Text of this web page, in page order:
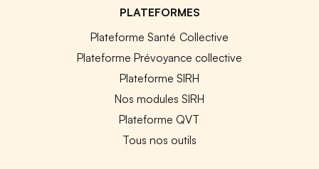
PLATEFORMES
Plateforme Santé Collective
Plateforme Prévoyance collective
Plateforme SIRH
Nos modules SIRH
Plateforme QVT
Tous nos outils